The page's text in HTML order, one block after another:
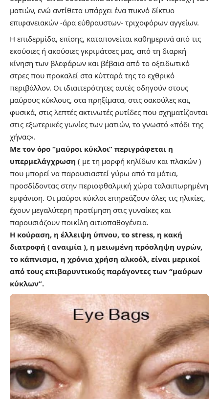
ματιών, ενώ αντίθετα υπάρχει ένα πυκνό δίκτυο
επιφανειακών -άρα εύθραυστων- τριχοφόρων αγγείων.
Η επιδερμίδα, επίσης, καταπονείται καθημερινά από τις
εκούσιες ή ακούσιες γκριμάτσες μας, από τη διαρκή
κίνηση των βλεφάρων και βέβαια από το οξειδωτικό
στρες που προκαλεί στα κύτταρά της το εχθρικό
περιβάλλον. Οι ιδιαιτερότητες αυτές οδηγούν στους
μαύρους κύκλους, στα πρηξίματα, στις σακούλες και,
φυσικά, στις λεπτές ακτινωτές ρυτίδες που σχηματίζονται
στις εξωτερικές γωνίες των ματιών, το γνωστό «πόδι της
χήνας».
Με τον όρο “μαύροι κύκλοι” περιγράφεται η
υπερμελάγχρωση ( με τη μορφή κηλίδων και πλακών )
που μπορεί να παρουσιαστεί γύρω από τα μάτια,
προσδίδοντας στην περιοφθαλμική χώρα ταλαιπωρημένη
εμφάνιση. Οι μαύροι κύκλοι επηρεάζουν όλες τις ηλικίες,
έχουν μεγαλύτερη προτίμηση στις γυναίκες και
παρουσιάζουν ποικίλη αιτιοπαθογένεια.
Η κούραση, η έλλειψη ύπνου, το stress, η κακή
διατροφή ( αναιμία ), η μειωμένη πρόσληψη υγρών,
το κάπνισμα, η χρόνια χρήση αλκοόλ, είναι μερικοί
από τους επιβαρυντικούς παράγοντες των “μαύρων
κύκλων”.